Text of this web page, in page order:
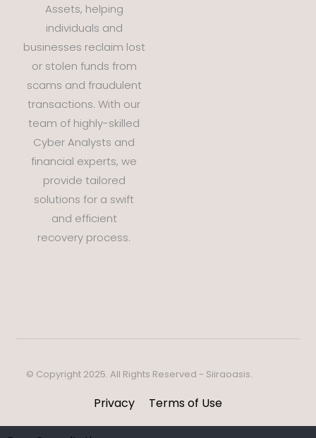
Assets, helping
individuals and
businesses reclaim lost
or stolen funds from
scams and fraudulent
transactions. With our
team of highly-skilled
Cyber Analysts and
financial experts, we
provide tailored
solutions for a swift
and efficient
recovery process.
© Copyright 2025. All Rights Reserved - Siiraoasis.
Privacy Terms of Use